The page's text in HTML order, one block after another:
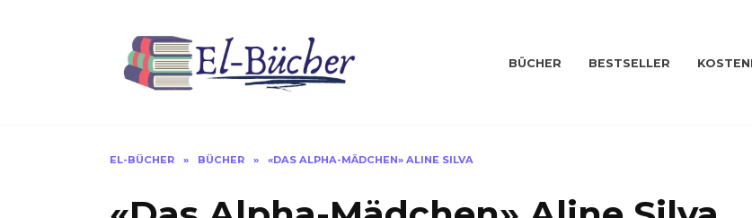
BÜCHER BESTSELLER
EL-BÜCHER » BÜCHER » «DAS ALPHA-MÄDCHEN» ALINE SILVA